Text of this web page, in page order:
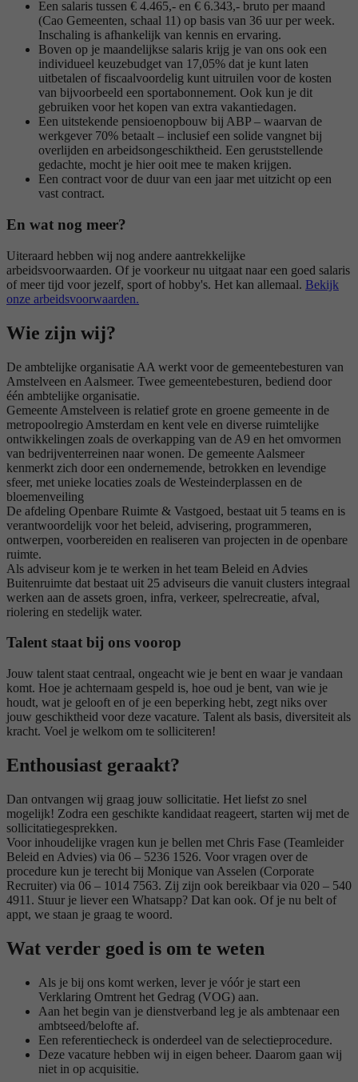
Een salaris tussen € 4.465,- en € 6.343,- bruto per maand
(Cao Gemeenten, schaal 11) op basis van 36 uur per week.
Inschaling is afhankelijk van kennis en ervaring.
Boven op je maandelijkse salaris krijg je van ons ook een
individueel keuzebudget van 17,05% dat je kunt laten
uitbetalen of fiscaalvoordelig kunt uitruilen voor de kosten
van bijvoorbeeld een sportabonnement. Ook kun je dit
gebruiken voor het kopen van extra vakantiedagen.
Een uitstekende pensioenopbouw bij ABP – waarvan de
werkgever 70% betaalt – inclusief een solide vangnet bij
overlijden en arbeidsongeschiktheid. Een geruststellende
gedachte, mocht je hier ooit mee te maken krijgen.
Een contract voor de duur van een jaar met uitzicht op een
vast contract.
En wat nog meer?
Uiteraard hebben wij nog andere aantrekkelijke
arbeidsvoorwaarden. Of je voorkeur nu uitgaat naar een goed salaris
of meer tijd voor jezelf, sport of hobby's. Het kan allemaal. Bekijk
onze arbeidsvoorwaarden.
Wie zijn wij?
De ambtelijke organisatie AA werkt voor de gemeentebesturen van
Amstelveen en Aalsmeer. Twee gemeentebesturen, bediend door
één ambtelijke organisatie.
Gemeente Amstelveen is relatief grote en groene gemeente in de
metropoolregio Amsterdam en kent vele en diverse ruimtelijke
ontwikkelingen zoals de overkapping van de A9 en het omvormen
van bedrijventerreinen naar wonen. De gemeente Aalsmeer
kenmerkt zich door een ondernemende, betrokken en levendige
sfeer, met unieke locaties zoals de Westeinderplassen en de
bloemenveiling
De afdeling Openbare Ruimte & Vastgoed, bestaat uit 5 teams en is
verantwoordelijk voor het beleid, advisering, programmeren,
ontwerpen, voorbereiden en realiseren van projecten in de openbare
ruimte.
Als adviseur kom je te werken in het team Beleid en Advies
Buitenruimte dat bestaat uit 25 adviseurs die vanuit clusters integraal
werken aan de assets groen, infra, verkeer, spelrecreatie, afval,
riolering en stedelijk water.
Talent staat bij ons voorop
Jouw talent staat centraal, ongeacht wie je bent en waar je vandaan
komt. Hoe je achternaam gespeld is, hoe oud je bent, van wie je
houdt, wat je gelooft en of je een beperking hebt, zegt niks over
jouw geschiktheid voor deze vacature. Talent als basis, diversiteit als
kracht. Voel je welkom om te solliciteren!
Enthousiast geraakt?
Dan ontvangen wij graag jouw sollicitatie. Het liefst zo snel
mogelijk! Zodra een geschikte kandidaat reageert, starten wij met de
sollicitatiegesprekken.
Voor inhoudelijke vragen kun je bellen met Chris Fase (Teamleider
Beleid en Advies) via 06 – 5236 1526. Voor vragen over de
procedure kun je terecht bij Monique van Asselen (Corporate
Recruiter) via 06 – 1014 7563. Zij zijn ook bereikbaar via 020 – 540
4911. Stuur je liever een Whatsapp? Dat kan ook. Of je nu belt of
appt, we staan je graag te woord.
Wat verder goed is om te weten
Als je bij ons komt werken, lever je vóór je start een
Verklaring Omtrent het Gedrag (VOG) aan.
Aan het begin van je dienstverband leg je als ambtenaar een
ambtseed/belofte af.
Een referentiecheck is onderdeel van de selectieprocedure.
Deze vacature hebben wij in eigen beheer. Daarom gaan wij
niet in op acquisitie.